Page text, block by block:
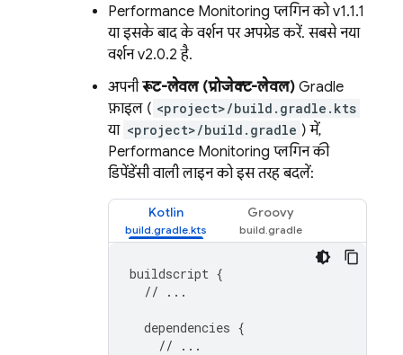
Performance Monitoring प्लगिन को v1.1.1
या इसके बाद के वर्शन पर अपग्रेड करें. सबसे नया
वर्शन v2.0.2 है.
अपनीरूट-लेवल (प्रोजेक्ट-लेवल) Gradle
फ़ाइल ( <project>/build.gradle.kts
या <project>/build.gradle ) में,
Performance Monitoring प्लगिन की
डिपेंडेंसी वाली लाइन को इस तरह बदलें:
Kotlin Groovy
buildscript {
// ...
dependencies {
// ...